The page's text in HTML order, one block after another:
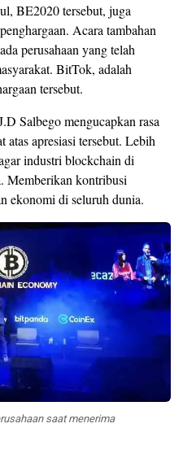
BE2020 tersebut, juga
Acara tambahan
perusahaan yang telah
BitTok, adalah
tersebut.
Salbego mengucapkan rasa
atas apresiasi tersebut. Lebih
industri blockchain di
Memberikan kontribusi
ekonomi di seluruh dunia.
saat menerima